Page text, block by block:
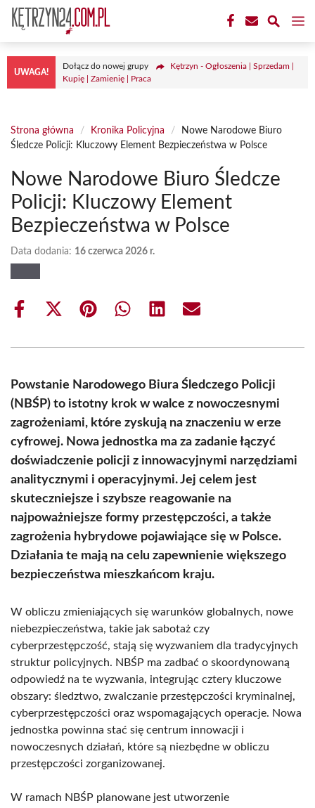
Przejdź
treści
UWAGA!
Dołącz do nowej grupy
Kętrzyn - Ogłoszenia | Sprzedam |
Kupię | Zamienię | Praca
Strona główna / Kronika Policyjna /
Nowe Narodowe Biuro
Śledcze Policji: Kluczowy Element Bezpieczeństwa w Polsce
Nowe Narodowe Biuro Śledcze
Policji: Kluczowy Element
Bezpieczeństwa w Polsce
Data dodania: 16 czerwca 2026 r.
Share
Share
(Twitter)
Share Share Share Share
Powstanie Narodowego Biura Śledczego Policji
(NBŚP) to istotny krok w walce z nowoczesnymi
zagrożeniami, które zyskują na znaczeniu w erze
cyfrowej. Nowa jednostka ma za zadanie łączyć
doświadczenie policji z innowacyjnymi narzędziami
analitycznymi i operacyjnymi. Jej celem jest
skuteczniejsze i szybsze reagowanie na
najpoważniejsze formy przestępczości, a także
zagrożenia hybrydowe pojawiające się w Polsce.
Działania te mają na celu zapewnienie większego
bezpieczeństwa mieszkańcom kraju.
W obliczu zmieniających się warunków globalnych, nowe
niebezpieczeństwa, takie jak sabotaż czy
cyberprzestępczość, stają się wyzwaniem dla tradycyjnych
struktur policyjnych. NBŚP ma zadbać o skoordynowaną
odpowiedź na te wyzwania, integrując cztery kluczowe
obszary: śledztwo, zwalczanie przestępczości kryminalnej,
cyberprzestępczości oraz wspomagających operacje. Nowa
jednostka powinna stać się centrum innowacji i
nowoczesnych działań, które są niezbędne w obliczu
przestępczości zorganizowanej.
W ramach NBŚP planowane jest utworzenie